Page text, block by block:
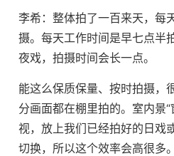
李希：整体拍了一百来天，每
摄。每天工作时间是早七点半
夜戏，拍摄时间会长一点。
能这么保质保量、按时拍摄，
分画面都在棚里拍的。室内景
视，放上我们已经拍好的日戏
切换，所以这个效率会高很多